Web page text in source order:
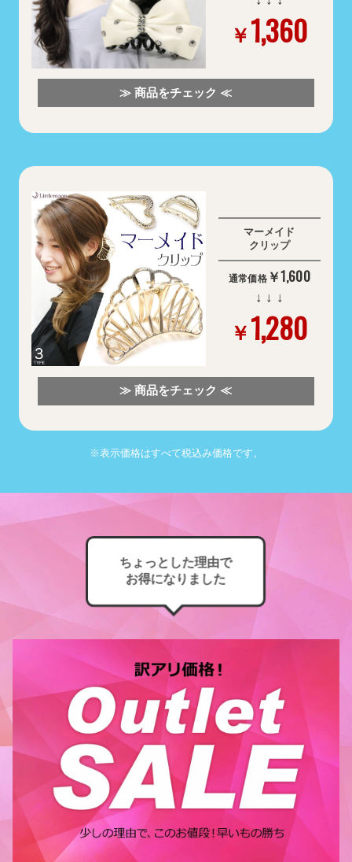
￥1,360
≫ 商品をチェック ≪
マーメイド
クリップ
通常価格 ￥1,600
↓ ↓ ↓
￥1,280
≫ 商品をチェック ≪
※表示価格はすべて税込み価格です。
ちょっとした理由で
お得になりました